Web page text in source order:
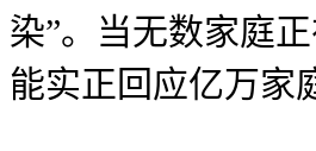
染”。当无数家庭
能实正回应亿万家